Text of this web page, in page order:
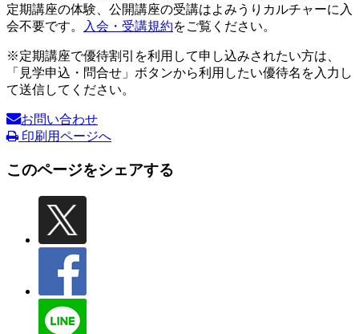
定期講座の体験、公開講座の受講はよみうりカルチャーに入
会不要です。
入会・受講規約をご覧ください。
※定期講座で優待割引を利用して申し込みされたい方は、
「見学申込・問合せ」ボタンから利用したい優待名を入力し
て送信してください。
お問い合わせ
印刷用ページへ
このページをシェアする